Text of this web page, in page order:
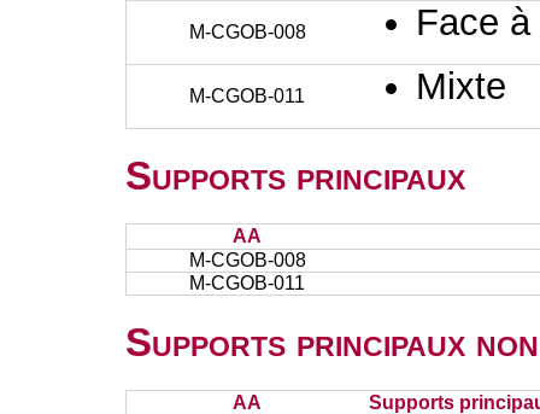
M-CGOB-008 Face
M-CGOB-011 Mixte
Supports principaux
AA
M-CGOB-008
M-CGOB-011
Supports principaux
AA Supports